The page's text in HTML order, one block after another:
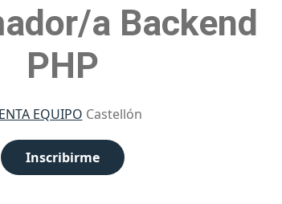
a Backend
PHP
EQUIPO Castellón
Inscribirme